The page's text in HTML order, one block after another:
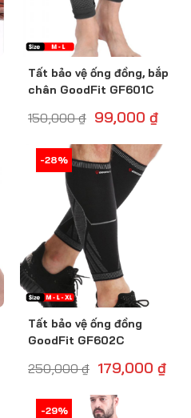
Tất bảo vệ ống đồng, bắp
chân GoodFit GF601C
150,000₫ 99,000 ₫
-29%
Tất bảo vệ ống đồng
GoodFit GF602C
250,000₫ 179,000 ₫
-28%
-29%
-29%